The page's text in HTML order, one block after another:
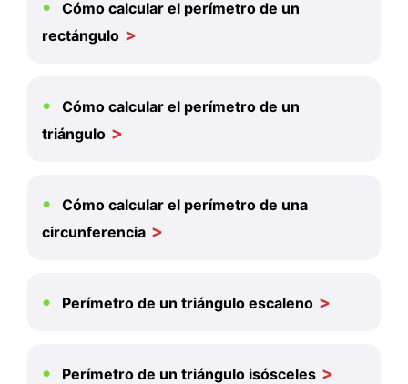
Cómo calcular el perímetro de un
rectángulo
Cómo calcular el perímetro de un
triángulo
Cómo calcular el perímetro de una
circunferencia
Perímetro de un triángulo escaleno
Perímetro de un triángulo isósceles